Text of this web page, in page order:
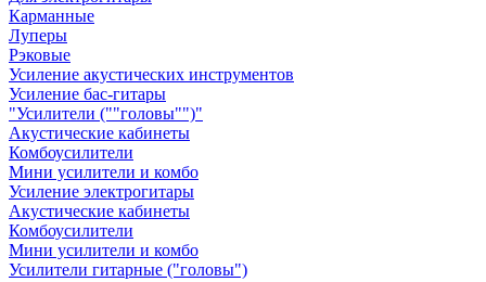
Карманные
Луперы
Рэковые
Усиление акустических инструментов
Усиление бас-гитары
"Усилители (""головы"")"
Акустические кабинеты
Комбоусилители
Мини усилители и комбо
Усиление электрогитары
Акустические кабинеты
Комбоусилители
Мини усилители и комбо
Усилители гитарные ("головы")